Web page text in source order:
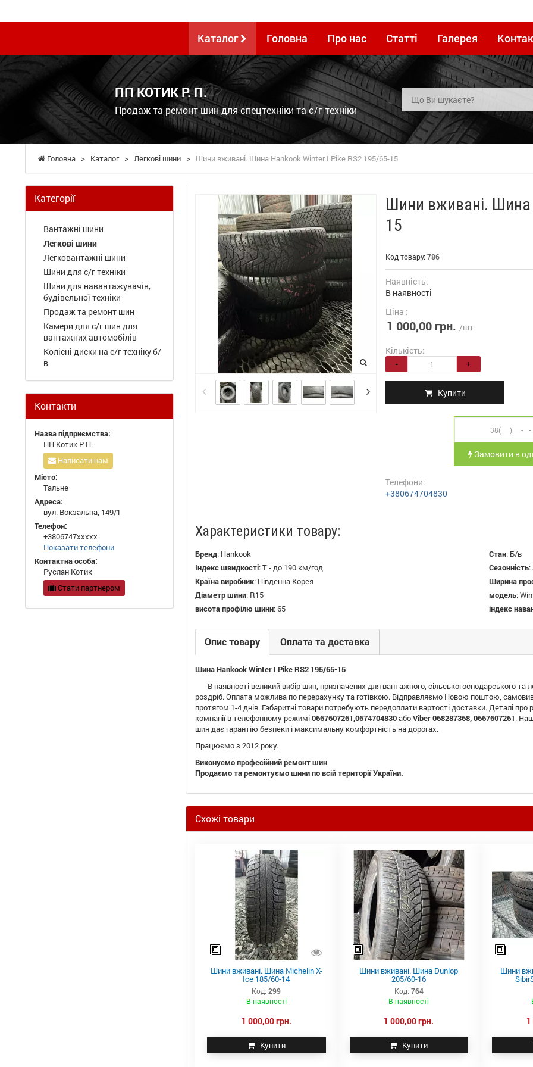
Каталог Головна Про нас Статті Галерея
ПП КОТИК Р. П.
Продаж та ремонт шин для спецтехніки та с/г техніки
Головна > Каталог > Легкові шини > Шини вживані. Шина Hankook Winter I Pike RS2 195/65-15
Шини вживані. Шина
15
Код товару: 786
Наявність:
В наявності
Ціна :
1 000,00 грн. /шт
Кількість:
- +
Купити
Замовити в
Телефони:
+380674704830
Характеристики товару:
Бренд: Hankook Стан: Б/в
Індекс швидкості:T - до 190 км/год Сезонність:
Країна виробник: Південна Корея Ширина
Діаметр шини: R15 модель:
висота профілю шини:65 індекс
Опис товару Оплата та доставка
Шина Hankook Winter I Pike RS2 195/65-15
В наявності великий вибір шин, призначених для вантажного, сільськогосподарського
роздріб. Оплата можлива по перерахунку та готівкою. Відправляємо Новою поштою,
протягом 1-4 днів. Габаритні товари потребують передоплати вартості доставки. Деталі
компанії в телефонному режимі0667607261,0674704830абоViber068287368, 0667607261.
шин дає гарантію безпеки і максимальну комфортність на дорогах.
Працюємо з 2012 року.
Виконуємо професійний ремонт шин
Продаємо та ремонтуємо шини по всій території України.
Схожі товари
Шини вживані. Шина Michelin X-
Ice 185/60-14
Код: 299
В наявності
1 000,00 грн.
Купити
Шини вживані. Шина Dunlop
205/60-16
Код: 764
В наявності
1 000,00 грн.
Купити
Шини
Категорії
Вантажні шини
Легкові шини
Легковантажні шини
Шини для с/г техніки
Шини для навантажувачів,
будівельної техніки
Продаж та ремонт шин
Камери для с/г шин для
вантажних автомобілів
Колісні диски на с/г техніку б/
в
Контакти
Назва підприємства:
ПП Котик Р. П.
Написати нам
Місто:
Тальне
Адреса:
вул. Вокзальна, 149/1
Телефон:
+3806747xxxxx
Показати телефони
Контактна особа:
Руслан Котик
Стати партнером